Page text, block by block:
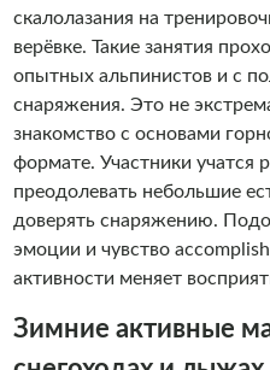
скалолазания на
верёвке. Такие занятия
опытных альпинистов и с
снаряжения. Это не
знакомство с основами
формате. Участники учатся
преодолевать небольшие
доверять снаряжению.
эмоции и чувство
активности меняет
Зимние активные